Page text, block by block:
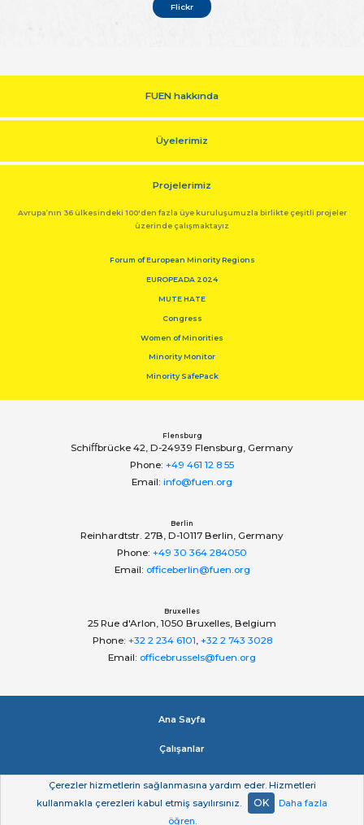
Flickr
FUEN hakkında
Üyelerimiz
Projelerimiz
Avrupa’nın 36 ülkesindeki 100'den fazla üye kuruluşumuzla birlikte çeşitli projeler
üzerinde çalışmaktayız
Forum of European Minority Regions
EUROPEADA 2024
MUTE HATE
Congress
Women of Minorities
Minority Monitor
Minority SafePack
Flensburg
Schiﬀbrücke 42, D-24939 Flensburg, Germany
Phone: +49 461 12 8 55
Email: info@fuen.org
Berlin
Reinhardtstr. 27B, D-10117 Berlin, Germany
Phone: +49 30 364 284050
Email: officeberlin@fuen.org
Bruxelles
25 Rue d'Arlon, 1050 Bruxelles, Belgium
Phone: +32 2 234 6101, +32 2 743 3028
Email: officebrussels@fuen.org
Ana Sayfa
Çalışanlar
Impressum
Gizlilik beyan
Çerezler hizmetlerin sağlanmasına yardım eder. Hizmetleri
kullanmakla çerezleri kabul etmiş sayılırsınız.
OK
Daha fazla
öğren.